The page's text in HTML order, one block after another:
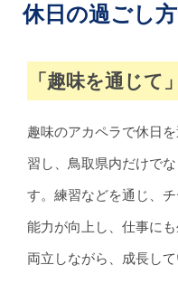
休日の過ごし
「趣味を通じて」
趣味のアカペラで休日
習し、鳥取県内だけで
す。練習などを通じ、
能力が向上し、仕事に
両立しながら、成長し